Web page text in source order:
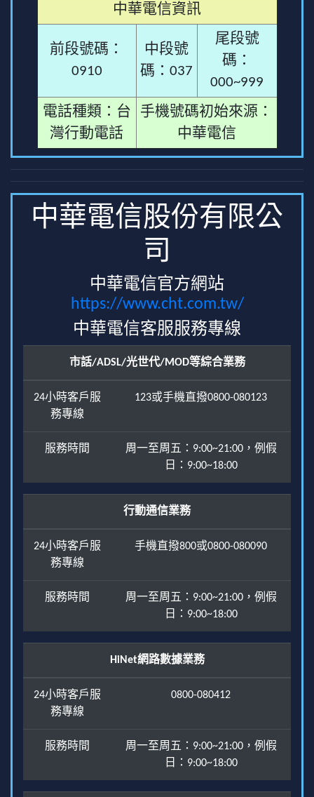
中華電信資訊
前段號碼：
0910
中段號
碼：037
尾段號
碼：
000~999
電話種類：台
灣行動電話
手機號碼初始來源：
中華電信
中華電信股份有限公
司
中華電信官方網站
https://www.cht.com.tw/
中華電信客服服務專線
市話/ADSL/光世代/MOD等綜合業務
24小時客戶服
務專線
123或手機直撥0800-080123
服務時間
周一至周五：9:00~21:00，例假
日：9:00~18:00
行動通信業務
24小時客戶服
務專線
手機直撥800或0800-080090
服務時間
周一至周五：9:00~21:00，例假
日：9:00~18:00
HiNet網路數據業務
24小時客戶服
務專線
0800-080412
服務時間
周一至周五：9:00~21:00，例假
日：9:00~18:00